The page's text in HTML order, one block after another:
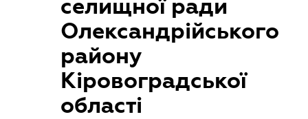
селищної ради
Олександрійського
району
Кіровоградської
області